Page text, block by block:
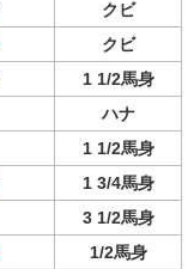
クビ
クビ
1 1/2馬身
ハナ
1 1/2馬身
1 3/4馬身
3 1/2馬身
1/2馬身